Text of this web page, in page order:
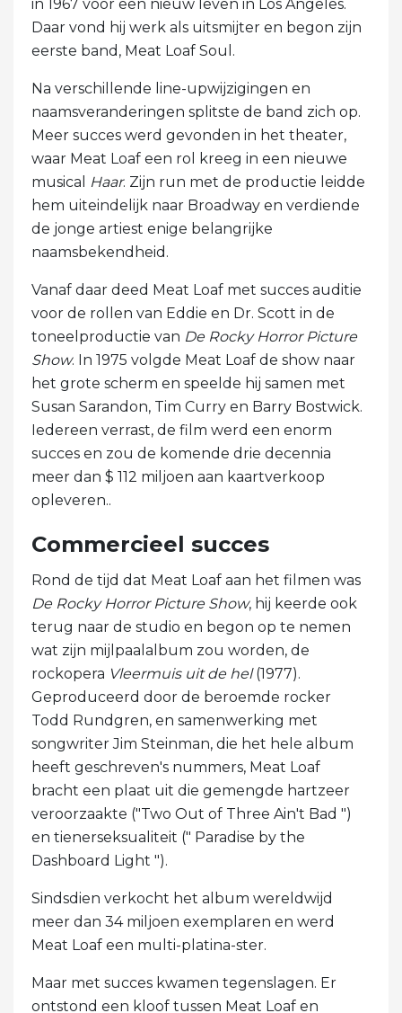
in 1967 voor een nieuw leven in Los Angeles.
Daar vond hij werk als uitsmijter en begon zijn
eerste band, Meat Loaf Soul.
Na verschillende line-upwijzigingen en
naamsveranderingen splitste de band zich op.
Meer succes werd gevonden in het theater,
waar Meat Loaf een rol kreeg in een nieuwe
musical
Haar. Zijn run met de productie leidde
hem uiteindelijk naar Broadway en verdiende
de jonge artiest enige belangrijke
naamsbekendheid.
Vanaf daar deed Meat Loaf met succes auditie
voor de rollen van Eddie en Dr. Scott in de
toneelproductie van De Rocky Horror Picture
Show. In 1975 volgde Meat Loaf de show naar
het grote scherm en speelde hij samen met
Susan Sarandon, Tim Curry en Barry Bostwick.
Iedereen verrast, de film werd een enorm
succes en zou de komende drie decennia
meer dan $ 112 miljoen aan kaartverkoop
opleveren..
Commercieel succes
Rond de tijd dat Meat Loaf aan het filmen was
De Rocky Horror Picture Show, hij keerde ook
terug naar de studio en begon op te nemen
wat zijn mijlpaalalbum zou worden, de
rockopera Vleermuis uit de hel(1977).
Geproduceerd door de beroemde rocker
Todd Rundgren, en samenwerking met
songwriter Jim Steinman, die het hele album
heeft geschreven's nummers, Meat Loaf
bracht een plaat uit die gemengde hartzeer
veroorzaakte ("Two Out of Three Ain't Bad ")
en tienerseksualiteit (" Paradise by the
Dashboard Light ").
Sindsdien verkocht het album wereldwijd
meer dan 34 miljoen exemplaren en werd
Meat Loaf een multi-platina-ster.
Maar met succes kwamen tegenslagen. Er
ontstond een kloof tussen Meat Loaf en